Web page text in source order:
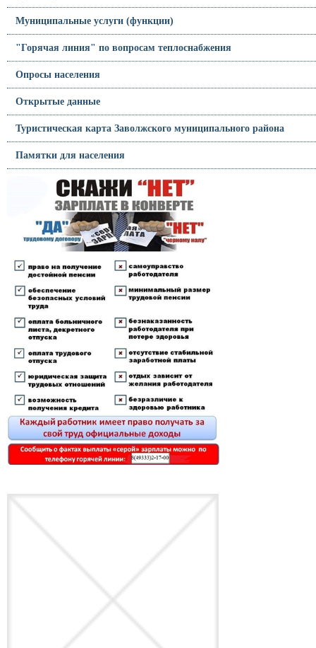
Муниципальные услуги (функции)
"Горячая линия" по вопросам теплоснабжения
Опросы населения
Открытые данные
Туристическая карта Заволжского муниципального района
Памятки для населения